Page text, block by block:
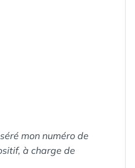
mon numéro de
à charge de